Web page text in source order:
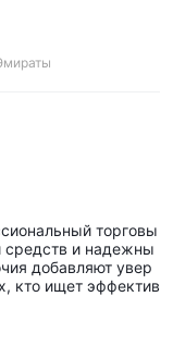
торговы
и надежны
добавляют увер
кто ищет эффектив